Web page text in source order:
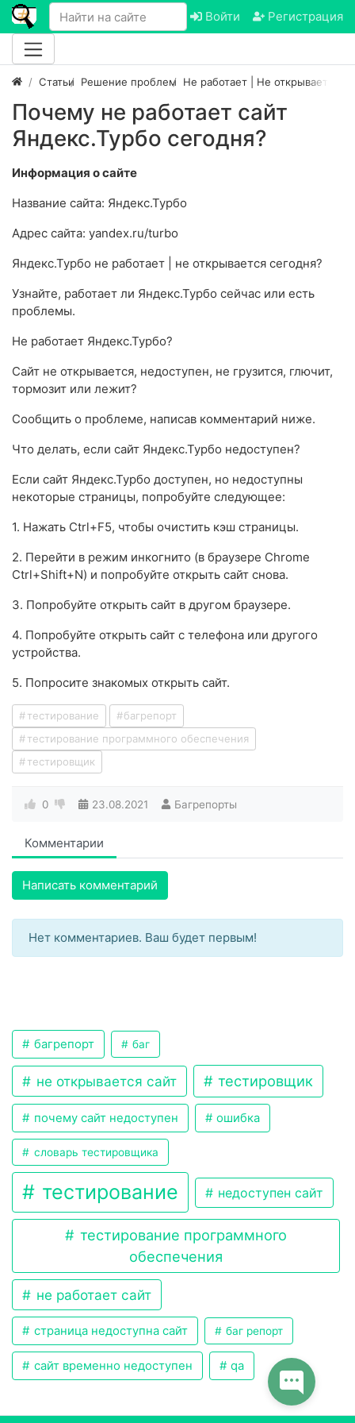
Войти Регистрация
Статьи Решение проблем Не работает | Не открывается
Почему не работает сайт
Яндекс.Турбо сегодня?
Информация о сайте
Название сайта: Яндекс.Турбо
Адрес сайта: yandex.ru/turbo
Яндекс.Турбо не работает | не открывается сегодня?
Узнайте, работает ли Яндекс.Турбо сейчас или есть
проблемы.
Не работает Яндекс.Турбо?
Сайт не открывается, недоступен, не грузится, глючит,
тормозит или лежит?
Сообщить о проблеме, написав комментарий ниже.
Что делать, если сайт Яндекс.Турбо недоступен?
Если сайт Яндекс.Турбо доступен, но недоступны
некоторые страницы, попробуйте следующее:
1. Нажать Ctrl+F5, чтобы очистить кэш страницы.
2. Перейти в режим инкогнито (в браузере Chrome
Ctrl+Shift+N) и попробуйте открыть сайт снова.
3. Попробуйте открыть сайт в другом браузере.
4. Попробуйте открыть сайт с телефона или другого
устройства.
5. Попросите знакомых открыть сайт.
тестирование
багрепорт
тестирование программного обеспечения
тестировщик
0 23.08.2021 Багрепорты
Комментарии
Написать комментарий
Нет комментариев. Ваш будет первым!
багрепорт баг
не открывается сайт тестировщик
почему сайт недоступен ошибка
словарь тестировщика
тестирование недоступен сайт
тестирование программного
обеспечения
не работает сайт
страница недоступна сайт баг репорт
сайт временно недоступен qa